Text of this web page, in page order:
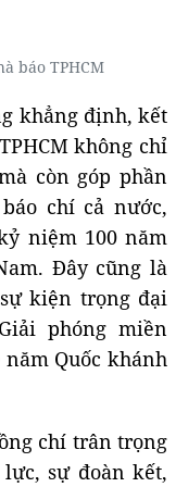
báo TPHCM
khẳng định, kết
không chỉ
còn góp phần
chí cả nước,
niệm 100 năm
Đây cũng là
kiện trọng đại
phóng miền
Quốc khánh
chí trân trọng
sự đoàn kết,